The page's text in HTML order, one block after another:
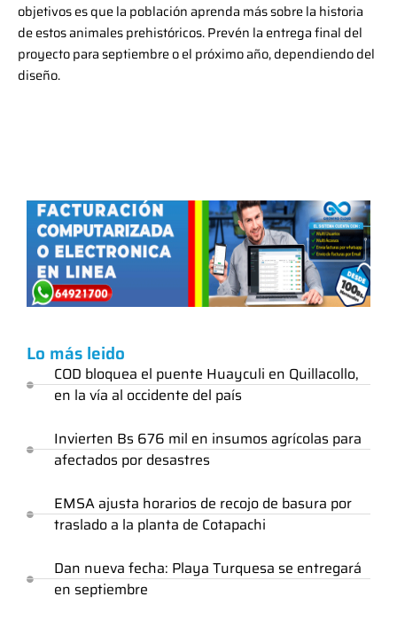
objetivos es que la población aprenda más sobre la historia
de estos animales prehistóricos. Prevén la entrega final del
proyecto para septiembre o el próximo año, dependiendo del
diseño.
Lo más leido
COD bloquea el puente Huayculi en Quillacollo,
en la vía al occidente del país
Invierten Bs 676 mil en insumos agrícolas para
afectados por desastres
EMSA ajusta horarios de recojo de basura por
traslado a la planta de Cotapachi
Dan nueva fecha: Playa Turquesa se entregará
en septiembre